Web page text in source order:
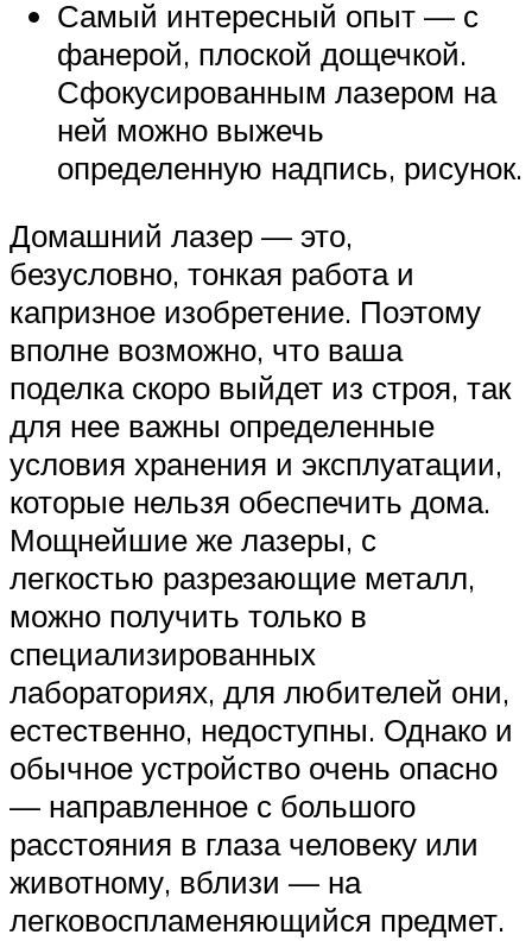
Самый интересный опыт — с
фанерой, плоской дощечкой.
Сфокусированным лазером на
ней можно выжечь
определенную надпись, рисунок.
Домашний лазер — это,
безусловно, тонкая работа и
капризное изобретение. Поэтому
вполне возможно, что ваша
поделка скоро выйдет из строя, так
для нее важны определенные
условия хранения и эксплуатации,
которые нельзя обеспечить дома.
Мощнейшие же лазеры, с
легкостью разрезающие металл,
можно получить только в
специализированных
лабораториях, для любителей они,
естественно, недоступны. Однако и
обычное устройство очень опасно
— направленное с большого
расстояния в глаза человеку или
животному, вблизи — на
легковоспламеняющийся предмет.